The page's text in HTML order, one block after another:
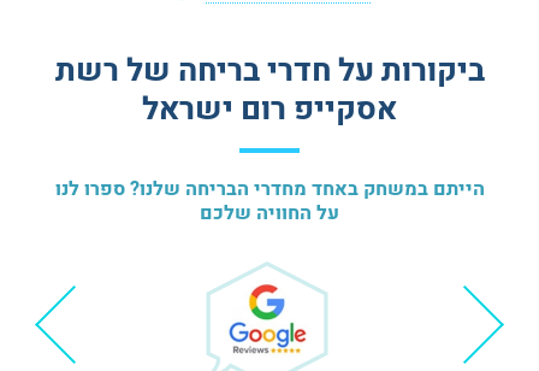
ביקורות על חדרי בריחה של רשת
אסקייפ רום ישראל
הייתם במשחק באחד מחדרי הבריחה שלנו? ספרו לנו
על החוויה שלכם